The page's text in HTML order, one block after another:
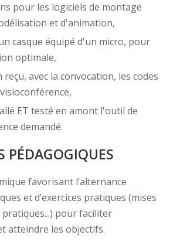
pour les logiciels de montage
et d'animation,
casque équipé d'un micro, pour
optimale,
avec la convocation, les codes
ET testé en amont l'outil de
demandé.
PÉDAGOGIQUES
favorisant l’alternance
et d’exercices pratiques (mises
pour faciliter
atteindre les objectifs.